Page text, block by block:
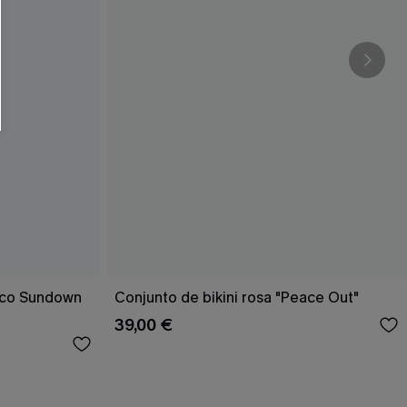
Sundown
Conjunto de bikini rosa "Peace Out"
39,00 €
formulario, usted acepta nuestros
de Cupshe en cualquier momento del
y ofertas adaptados a su perfil.